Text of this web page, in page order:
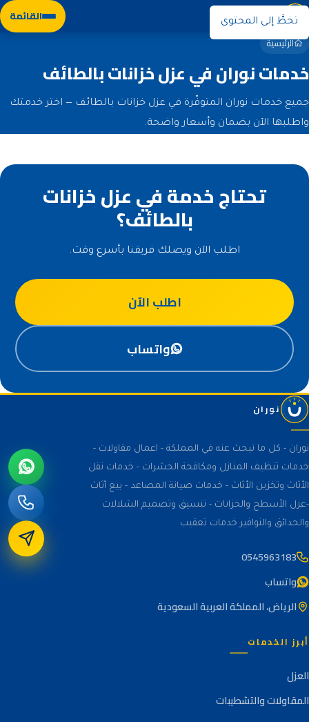
تخطَّ إلى المحتوى القائمة نوران
الرئيسية
خدمات نوران في عزل خزانات بالطائف
جميع خدمات نوران المتوفّرة في عزل خزانات بالطائف — اختر خدمتك
واطلبها الآن بضمان وأسعار واضحة.
تحتاج خدمة في عزل خزانات
بالطائف؟
اطلب الآن ويصلك فريقنا بأسرع وقت.
اطلب الآن
واتساب
نوران
نوران - كل ما تبحث عنه في المملكة - اعمال مقاولات -
خدمات تنظيف المنازل ومكافحة الحشرات - خدمات نقل
الأثاث وتخزين الأثاث - خدمات صيانة المصاعد - بيع أثاث
-عزل الأسطح والخزانات - تنسيق وتصميم الشلالات
والحدائق والنوافير خدمات تعقيب
0545963183
واتساب
الرياض، المملكة العربية السعودية
أبرز الخدمات
العزل
المقاولات والتشطيبات